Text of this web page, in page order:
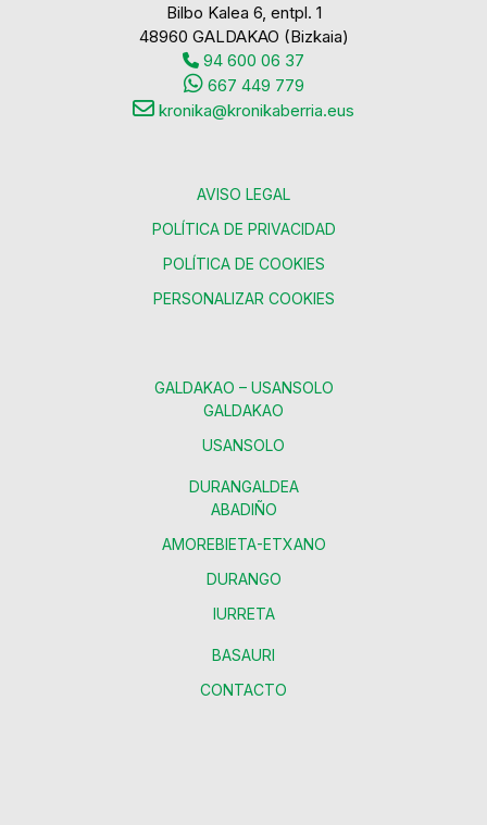
Bilbo Kalea 6, entpl. 1
48960 GALDAKAO (Bizkaia)
94 600 06 37
667 449 779
kronika@kronikaberria.eus
AVISO LEGAL
POLÍTICA DE PRIVACIDAD
POLÍTICA DE COOKIES
PERSONALIZAR COOKIES
GALDAKAO – USANSOLO
GALDAKAO
USANSOLO
DURANGALDEA
ABADIÑO
AMOREBIETA-ETXANO
DURANGO
IURRETA
BASAURI
CONTACTO